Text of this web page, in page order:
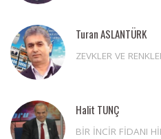
Turan ASLANTÜRK
ZEVKLER VE
Halit TUNÇ
BİR İNCİR FİDANI